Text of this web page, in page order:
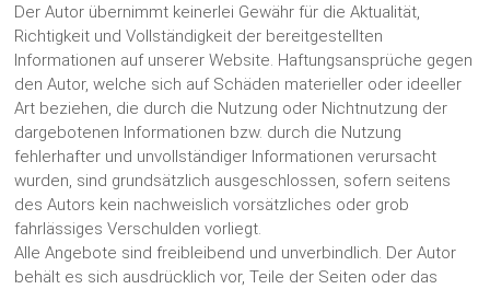
Der Autor übernimmt keinerlei Gewähr für die Aktualität,
Richtigkeit und Vollständigkeit der bereitgestellten
Informationen auf unserer Website. Haftungsansprüche gegen
den Autor, welche sich auf Schäden materieller oder ideeller
Art beziehen, die durch die Nutzung oder Nichtnutzung der
dargebotenen Informationen bzw. durch die Nutzung
fehlerhafter und unvollständiger Informationen verursacht
wurden, sind grundsätzlich ausgeschlossen, sofern seitens
des Autors kein nachweislich vorsätzliches oder grob
fahrlässiges Verschulden vorliegt.
Alle Angebote sind freibleibend und unverbindlich. Der Autor
behält es sich ausdrücklich vor, Teile der Seiten oder das